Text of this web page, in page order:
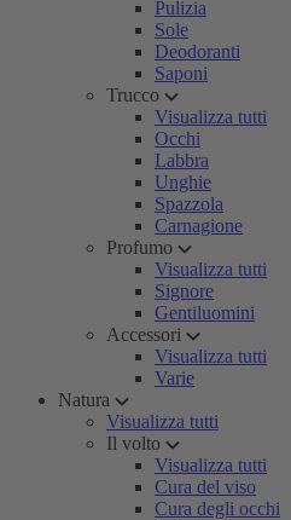
Pulizia
Sole
Deodoranti
Saponi
Trucco
Visualizza tutti
Occhi
Labbra
Unghie
Spazzola
Carnagione
Profumo
Visualizza tutti
Signore
Gentiluomini
Accessori
Visualizza tutti
Varie
Natura
Visualizza tutti
Il volto
Visualizza tutti
Cura del viso
Cura degli occhi